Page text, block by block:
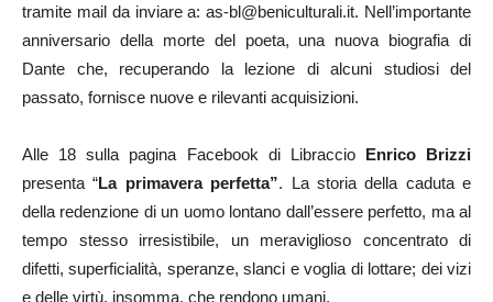
tramite mail da inviare a: as-bl@beniculturali.it. Nell’importante
anniversario della morte del poeta, una nuova biografia di
Dante che, recuperando la lezione di alcuni studiosi del
passato, fornisce nuove e rilevanti acquisizioni.
Alle 18 sulla pagina Facebook di Libraccio Enrico Brizzi
presenta “La primavera perfetta”. La storia della caduta e
della redenzione di un uomo lontano dall’essere perfetto, ma al
tempo stesso irresistibile, un meraviglioso concentrato di
difetti, superficialità, speranze, slanci e voglia di lottare; dei vizi
e delle virtù, insomma, che rendono umani.